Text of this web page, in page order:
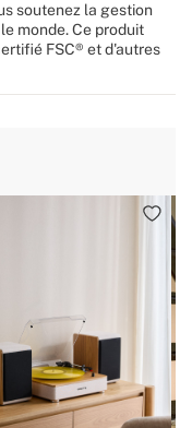
soutenez la gestion
monde. Ce produit
FSC® et d'autres